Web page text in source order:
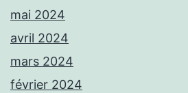
mai 2024
avril 2024
mars 2024
février 2024